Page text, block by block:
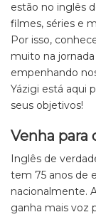
estão no inglês
filmes, séries e
Por isso,
muito na
empenhando
Yázigi está aqui
seus objetivos!
Venha para
Inglês de
tem 75 anos de
nacionalmente.
ganha mais voz